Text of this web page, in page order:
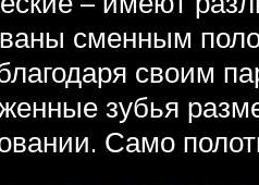
сменным
своим
зубья
Само